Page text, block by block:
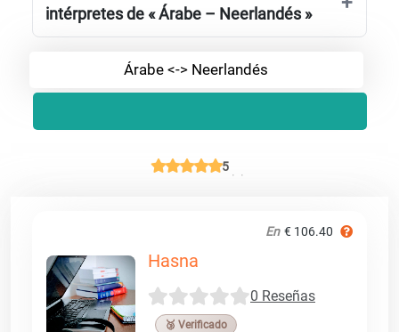
intérpretes de « Árabe – Neerlandés »
Árabe <-> Neerlandés
5
En € 106.40
Hasna
0 Reseñas
🥉 Verificado